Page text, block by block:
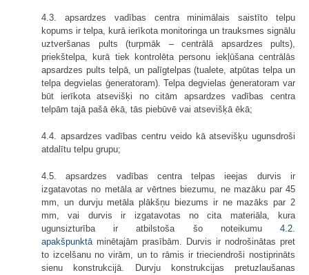
4.3. apsardzes vadības centra minimālais saistīto telpu
kopums ir telpa, kurā ierīkota monitoringa un trauksmes signālu
uztveršanas pults (turpmāk – centrālā apsardzes pults),
priekštelpa, kurā tiek kontrolēta personu iekļūšana centrālās
apsardzes pults telpā, un palīgtelpas (tualete, atpūtas telpa un
telpa degvielas ģeneratoram). Telpa degvielas ģeneratoram var
būt ierīkota atsevišķi no citām apsardzes vadības centra
telpām tajā pašā ēkā, tās piebūvē vai atsevišķā ēkā;
4.4. apsardzes vadības centru veido kā atsevišķu ugunsdroši
atdalītu telpu grupu;
4.5. apsardzes vadības centra telpas ieejas durvis ir
izgatavotas no metāla ar vērtnes biezumu, ne mazāku par 45
mm, un durvju metāla plākšņu biezums ir ne mazāks par 2
mm, vai durvis ir izgatavotas no cita materiāla, kura
ugunsizturība ir atbilstoša šo noteikumu 4.2.
apakšpunktāminētajām prasībām. Durvis ir nodrošinātas pret
to izcelšanu no virām, un to rāmis ir trieciendroši nostiprināts
sienu konstrukcijā. Durvju konstrukcijas pretuzlaušanas